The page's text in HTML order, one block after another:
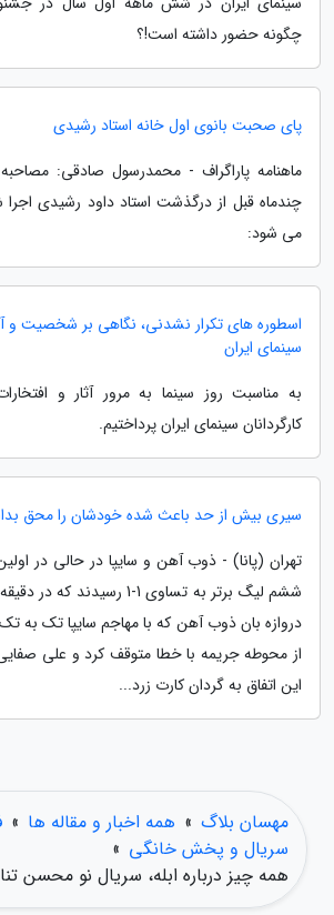
چگونه حضور داشته است!؟
پای صحبت بانوی اول خانه استاد رشیدی
ماهنامه پاراگراف - محمدرسول صادقی: مصاحبه
چندماه قبل از درگذشت استاد داود رشیدی
می شود:
اسطوره های تکرار نشدنی، نگاهی بر شخصیت و
سینمای ایران
به مناسبت روز سینما به مرور آثار و
کارگردانان سینمای ایران پرداختیم.
سیری بیش از حد باعث شده خودشان را محق
تهران (پانا) - ذوب آهن و سایپا در حالی در
دروازه بان ذوب آهن که با مهاجم سایپا تک به
از محوطه جریمه با خطا متوقف کرد و علی
این اتفاق به گردان کارت زرد...
مهسان بلاگ » همه اخبار و مقاله ها »
سریال و پخش خانگی »
همه چیز درباره ابله، سریال نو محسن